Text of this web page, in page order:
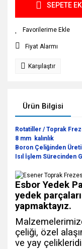
SEPETE
Fiyat Alarmı
Karşılaştır
Ürün Bilgisi
Rotatiller / Toprak
8 mm kalınlık
Boron Çeliğinden
Isıl İşlem Sürecinden
Esbor Yedek
yedek
yapmaktayız.
çeliği, özel
ve yay